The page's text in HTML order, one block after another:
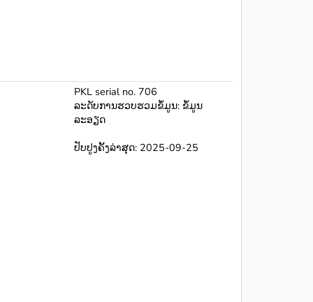
PKL serial no. 706
ລະດັບການຮວບຮວມຂໍ້ມູນ: ຂໍ້ມູນ
ລະອຽດ
ປັບປູງຄັ້ງລ່າສຸດ: 2025-09-25